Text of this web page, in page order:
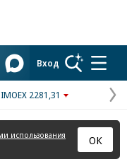
Вход
IMOEX 2281,31
использования
ОК